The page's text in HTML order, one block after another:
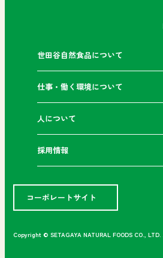
世田谷自然食品について
仕事・働く環境について
人について
採用情報
コーポレートサイト
Copyright © SETAGAYA NATURAL FOODS CO.,